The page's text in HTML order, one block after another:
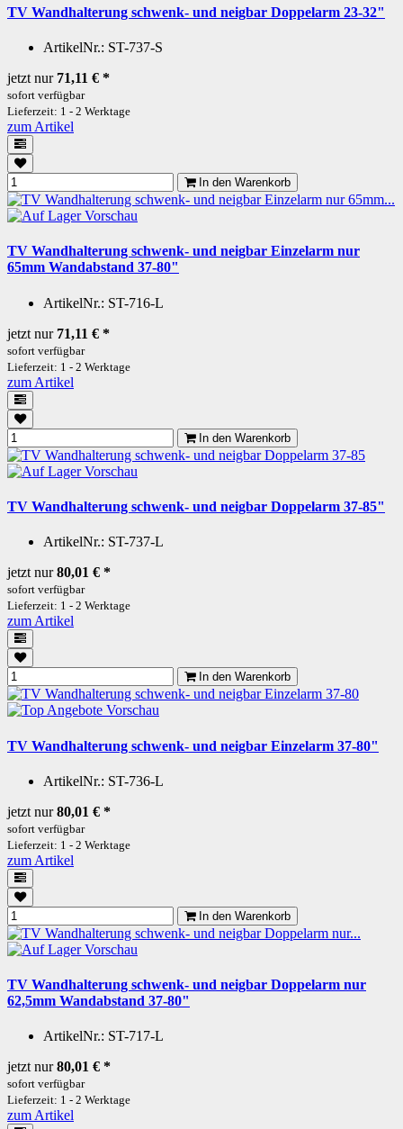
TV Wandhalterung schwenk- und neigbar Doppelarm 23-32"
ArtikelNr.: ST-737-S
jetzt nur 71,11 € *
sofort verfügbar
Lieferzeit: 1 - 2 Werktage
zum Artikel
In den Warenkorb
Vorschau
TV Wandhalterung schwenk- und neigbar Einzelarm nur
65mm Wandabstand 37-80"
ArtikelNr.: ST-716-L
jetzt nur 71,11 € *
sofort verfügbar
Lieferzeit: 1 - 2 Werktage
zum Artikel
In den Warenkorb
Vorschau
TV Wandhalterung schwenk- und neigbar Doppelarm 37-85"
ArtikelNr.: ST-737-L
jetzt nur80,01 € *
sofort verfügbar
Lieferzeit: 1 - 2 Werktage
zum Artikel
In den Warenkorb
Vorschau
TV Wandhalterung schwenk- und neigbar Einzelarm 37-80"
ArtikelNr.: ST-736-L
jetzt nur80,01 € *
sofort verfügbar
Lieferzeit: 1 - 2 Werktage
zum Artikel
In den Warenkorb
Vorschau
TV Wandhalterung schwenk- und neigbar Doppelarm nur
62,5mm Wandabstand 37-80"
ArtikelNr.: ST-717-L
jetzt nur80,01 € *
sofort verfügbar
Lieferzeit: 1 - 2 Werktage
zum Artikel